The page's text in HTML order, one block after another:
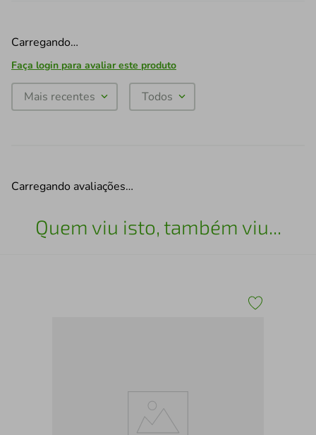
Carregando…
Faça login para avaliar este produto
Mais recentes Todos
Carregando avaliações…
Quem viu isto, também viu...